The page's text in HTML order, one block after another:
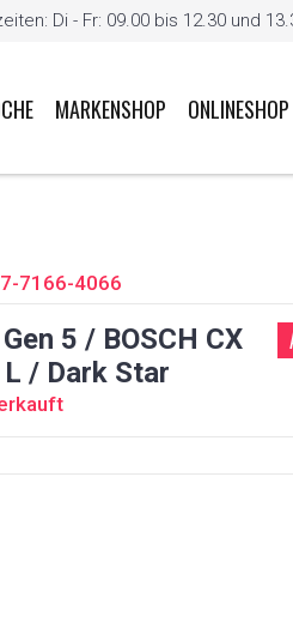
Di - Fr: 09.00 bis 12.30 und
MARKENSHOP ONLINESHOP
7166-4066
5 / BOSCH CX
/ Dark Star